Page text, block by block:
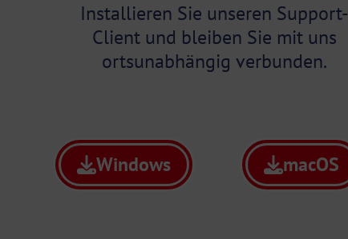
Installieren Sie unseren Support-
Client und bleiben Sie mit uns
ortsunabhängig verbunden.
Windows macOS